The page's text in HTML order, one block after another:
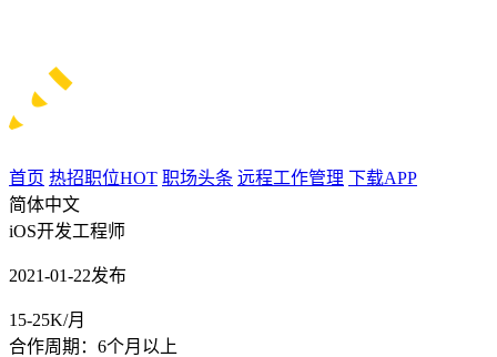
首页 热招职位HOT 职场头条 远程工作管理 下载APP
简体中文
iOS开发工程师
2021-01-22发布
15-25K/月
合作周期：6个月以上